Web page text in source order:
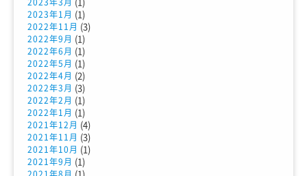
2023年1月 (1)
2022年11月 (3)
2022年9月 (1)
2022年6月 (1)
2022年5月 (1)
2022年4月 (2)
2022年3月 (3)
2022年2月 (1)
2022年1月 (1)
2021年12月 (4)
2021年11月 (3)
2021年10月 (1)
2021年9月 (1)